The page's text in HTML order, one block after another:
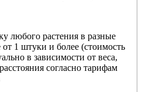
любого растения в разные
1 штуки и более (стоимость
в зависимости от веса,
согласно тарифам